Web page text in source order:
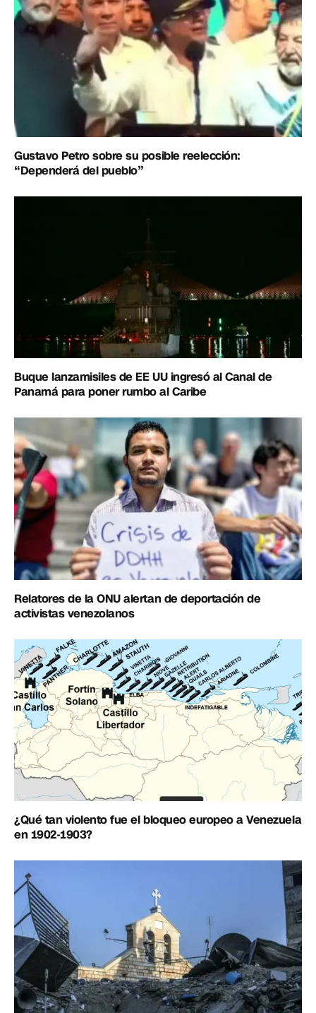
Gustavo Petro sobre su posible reelección:
“Dependerá del pueblo”
Buque lanzamisiles de EE UU ingresó al Canal de
Panamá para poner rumbo al Caribe
Relatores de la ONU alertan de deportación de
activistas venezolanos
¿Qué tan violento fue el bloqueo europeo a Venezuela
en 1902-1903?